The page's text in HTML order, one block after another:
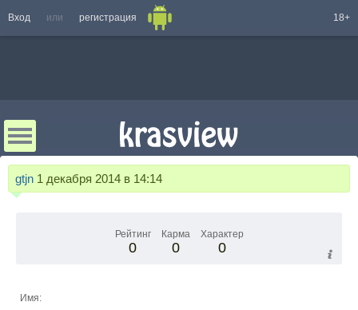
Вход или регистрация 18+
gtjn 1 декабря 2014 в 14:14
Рейтинг
0
Карма
0
Характер
0
Имя: